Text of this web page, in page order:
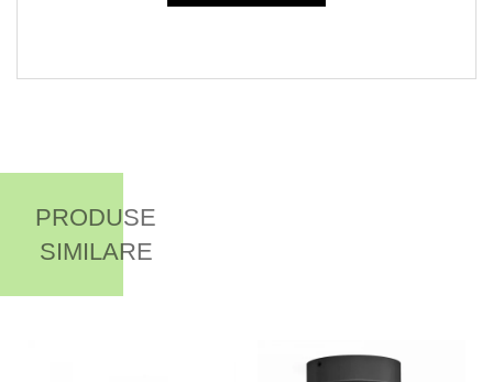
PRODUSE
SIMILARE